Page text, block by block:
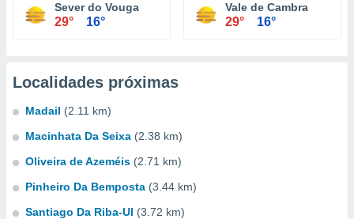
Sever do Vouga
29° 16°
Vale de Cambra
29° 16°
Localidades próximas
Madail (2.11 km)
Macinhata Da Seixa (2.38 km)
Oliveira de Azeméis (2.71 km)
Pinheiro Da Bemposta (3.44 km)
Santiago Da Riba-Ul (3.72 km)